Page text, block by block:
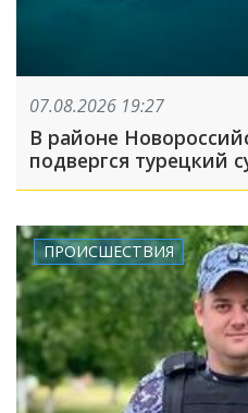
07.08.2026 19:27
В районе
подвергся турецкий
ПРОИСШЕСТВИЯ